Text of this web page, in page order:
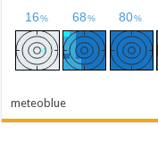
meteoblue